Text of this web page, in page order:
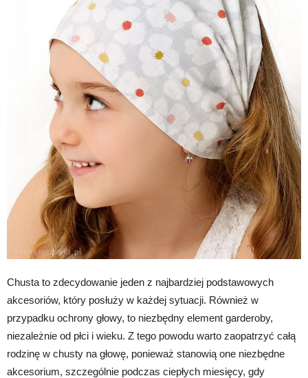
Chusta to zdecydowanie jeden z najbardziej podstawowych
akcesoriów, który posłuży w każdej sytuacji. Również w
przypadku ochrony głowy, to niezbędny element garderoby,
niezależnie od płci i wieku. Z tego powodu warto zaopatrzyć całą
rodzinę w chusty na głowę, ponieważ stanowią one niezbędne
akcesorium, szczególnie podczas ciepłych miesięcy, gdy